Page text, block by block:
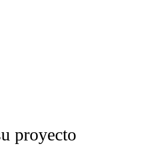
proyecto